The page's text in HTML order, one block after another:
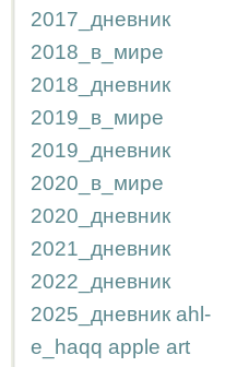
2017_дневник
2018_в_мире
2018_дневник
2019_в_мире
2019_дневник
2020_в_мире
2020_дневник
2021_дневник
2022_дневник
2025_дневник ahl-
e_haqq apple art